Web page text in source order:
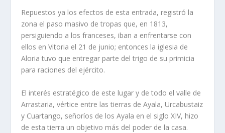
Repuestos ya los efectos de esta entrada, registró la
zona el paso masivo de tropas que, en 1813,
persiguiendo a los franceses, iban a enfrentarse con
ellos en Vitoria el 21 de junio; entonces la iglesia de
Aloria tuvo que entregar parte del trigo de su primicia
para raciones del ejército.
El interés estratégico de este lugar y de todo el valle de
Arrastaria, vértice entre las tierras de Ayala, Urcabustaiz
y Cuartango, señoríos de los Ayala en el siglo XIV, hizo
de esta tierra un objetivo más del poder de la casa.